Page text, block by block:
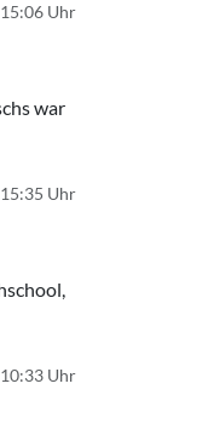
Uhr
war
Uhr
Uhr